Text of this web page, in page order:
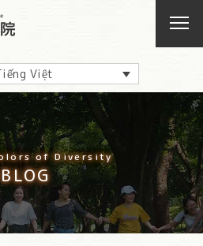
Việt
of Diversity
BLOG